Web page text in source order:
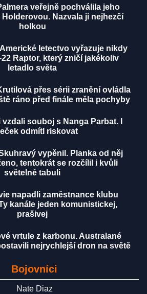
veřejně pochválila jeho
Nazvala ji nejhezčí
holkou
letectvo vyřazuje nikdy
Raptor, který zničí jakékoliv
letadlo světa
přes sérii zranění ovládla
ráno před finále měla pochyby
souboj s Nanga Parbat. I
odmítl riskovat
vypěnil. Planka od něj
tentokrát se rozčílil i kvůli
světelné tabuli
napadli zaměstnance klubu
kanále jeden komunistickej,
prašivej
vrtule z karbonu. Australané
nejrychlejší dron na světě
Bojovníci
Nate Diaz